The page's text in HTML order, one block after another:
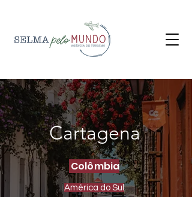
Cartagena
Colômbia
América do Sul